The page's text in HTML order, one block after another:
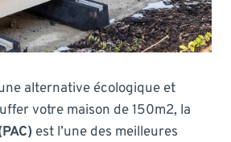
alternative écologique et
votre maison de 150m2, la
est l’une des meilleures